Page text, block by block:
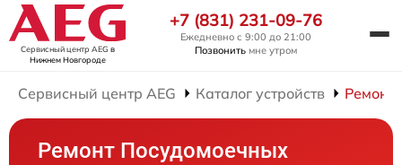
Сервисный центр AEG в
Нижнем Новгороде
+7 (831) 231-09-76
Ежедневно с 9:00 до 21:00
Позвонить мне утром
Сервисный центр AEG Каталог устройств Ремонт
Ремонт Посудомоечных